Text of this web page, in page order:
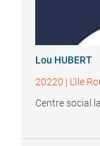
Lou HUBERT
20220 | L'Ile
Centre social